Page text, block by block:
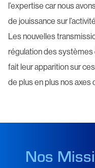
l’expertise car nous
de jouissance sur
Les nouvelles
régulation des systèmes
fait leur apparition sur
de plus en plus nos
Nos